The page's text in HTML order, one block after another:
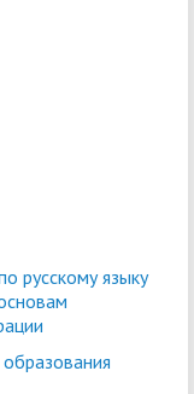
русскому языку